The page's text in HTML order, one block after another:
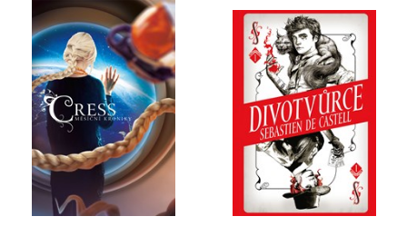
Zdraví a životní styl
Všechny kategorie